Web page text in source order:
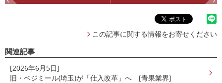
この記事に関する情報をお寄せください
関連記事
[2026年6月5日]
旧・ベジミール(埼玉)が「仕入改革」へ [青果業界]